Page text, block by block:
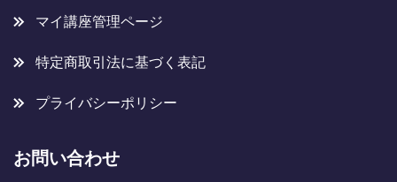
マイ講座管理ページ
特定商取引法に基づく表記
プライバシーポリシー
お問い合わせ